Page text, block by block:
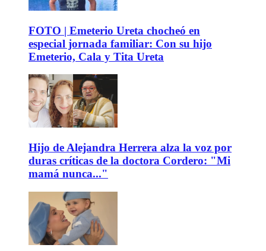
FOTO | Emeterio Ureta chocheó en
especial jornada familiar: Con su hijo
Emeterio, Cala y Tita Ureta
Hijo de Alejandra Herrera alza la voz por
duras críticas de la doctora Cordero: "Mi
mamá nunca..."